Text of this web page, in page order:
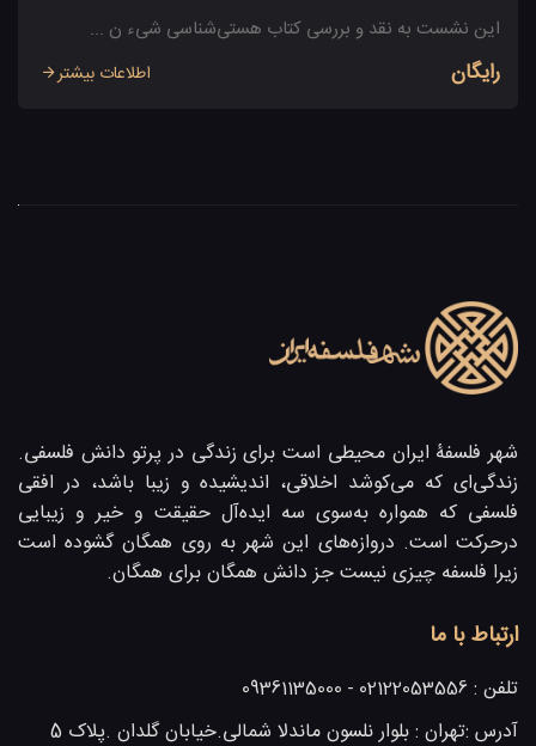
این نشست به نقد و بررسی کتاب هستی‌شناسی شیء ن ...
رایگان اطلاعات بیشتر
شهر فلسفۀ ایران محیطی است برای زندگی در پرتو دانش فلسفی.
زندگی‌ای که می‌کوشد اخلاقی، اندیشیده و زیبا باشد، در افقی
فلسفی که همواره به‌سوی سه ایده‌آل حقیقت و خیر و زیبایی
در‌حرکت است. دروازه‌های این شهر به روی همگان گشوده است
زیرا فلسفه چیزی نیست جز دانش همگان برای همگان.
ارتباط با ما
تلفن : 02122053556 - 09361135000
آدرس : تهران : بلوار نلسون ماندلا شمالی.خیابان گلدان .پلاک 5